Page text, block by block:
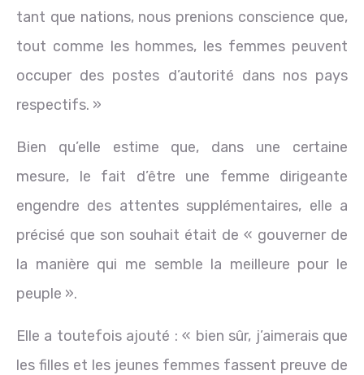
tant que nations, nous prenions conscience que,
tout comme les hommes, les femmes peuvent
occuper des postes d’autorité dans nos pays
respectifs. »
Bien qu’elle estime que, dans une certaine
mesure, le fait d’être une femme dirigeante
engendre des attentes supplémentaires, elle a
précisé que son souhait était de « gouverner de
la manière qui me semble la meilleure pour le
peuple ».
Elle a toutefois ajouté : « bien sûr, j’aimerais que
les filles et les jeunes femmes fassent preuve de